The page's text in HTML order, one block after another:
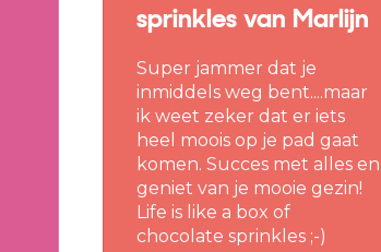
sprinkles van Marlijn
Super jammer dat je
inmiddels weg bent....maar
ik weet zeker dat er iets
heel moois op je pad gaat
komen. Succes met alles en
geniet van je mooie gezin!
Life is like a box of
chocolate sprinkles ;-)